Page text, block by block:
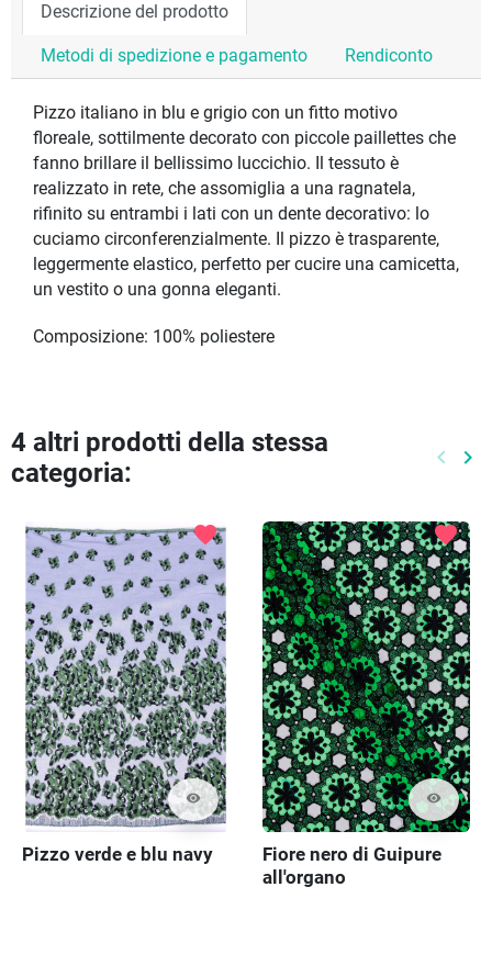
Descrizione del prodotto
Metodi di spedizione e pagamento Rendiconto
Pizzo italiano in blu e grigio con un fitto motivo
floreale, sottilmente decorato con piccole paillettes che
fanno brillare il bellissimo luccichio. Il tessuto è
realizzato in rete, che assomiglia a una ragnatela,
rifinito su entrambi i lati con un dente decorativo: lo
cuciamo circonferenzialmente. Il pizzo è trasparente,
leggermente elastico, perfetto per cucire una camicetta,
un vestito o una gonna eleganti.
Composizione: 100% poliestere
4 altri prodotti della stessa
categoria:
keyboard_arrow_left keyboard_arrow_right
visibility
favorite
Pizzo verde e blu navy
visibility
favorite
Fiore nero di Guipure
all'organo